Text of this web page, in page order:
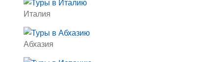
Италия
Абхазия